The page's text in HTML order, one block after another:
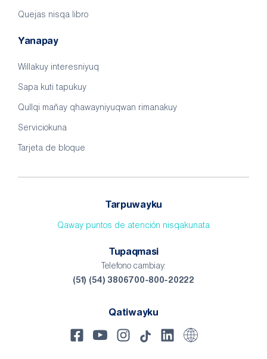
Quejas nisqa libro
Yanapay
Willakuy interesniyuq
Sapa kuti tapukuy
Qullqi mañay qhawayniyuqwan rimanakuy
Serviciokuna
Tarjeta de bloque
Tarpuwayku
Qaway puntos de atención nisqakunata
Tupaqmasi
Telefono cambiay:
(51) (54) 3806700-800-20222
Qatiwayku